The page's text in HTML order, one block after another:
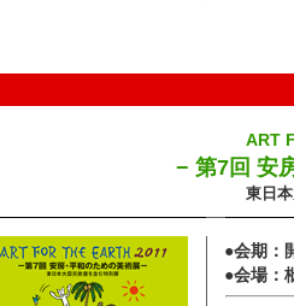
ART
− 第7回 安
東日
●会期：
●会場：